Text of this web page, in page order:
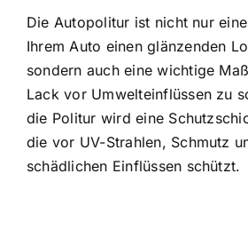
Die Autopolitur ist nicht nur
Ihrem Auto einen glänzenden
sondern auch eine wichtige
Lack vor Umwelteinflüssen zu
die Politur wird eine
die vor UV-Strahlen, Schmutz
schädlichen Einflüssen schützt.